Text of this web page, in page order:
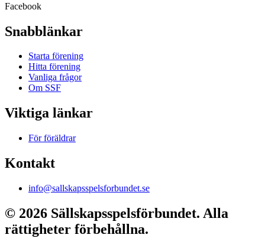
Facebook
Snabblänkar
Starta förening
Hitta förening
Vanliga frågor
Om SSF
Viktiga länkar
För föräldrar
Kontakt
info@sallskapsspelsforbundet.se
© 2026 Sällskapsspelsförbundet. Alla
rättigheter förbehållna.